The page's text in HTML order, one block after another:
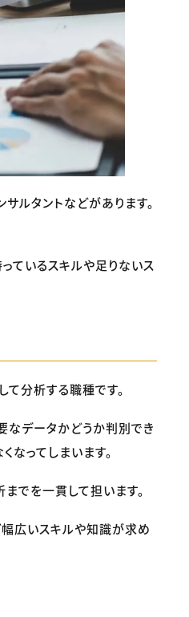
ルタントなどがあります。
ているスキルや足りないス
て分析する職種です。
なデータかどうか判別でき
なってしまいます。
でを一貫して担います。
広いスキルや知識が求め